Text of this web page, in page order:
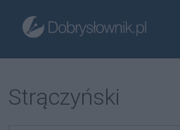
Strączyński